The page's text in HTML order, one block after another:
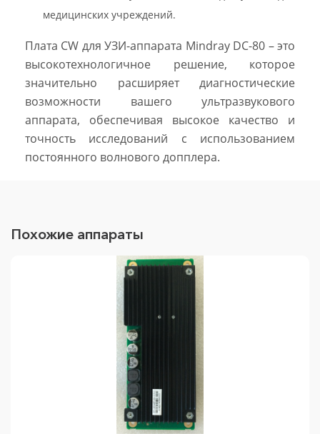
медицинских учреждений.
Плата CW для УЗИ-аппарата Mindray DC-80 – это
высокотехнологичное решение, которое
значительно расширяет диагностические
возможности вашего ультразвукового
аппарата, обеспечивая высокое качество и
точность исследований с использованием
постоянного волнового допплера.
Похожие аппараты